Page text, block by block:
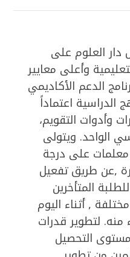
العلوم على
وأعلى معايير
الدعم الأكاديمي
الدراسية اعتماداً
وأدوات التقويم،
الواحد. ويتولى
معلمات على درجة
,عن طريق تفعيل
المتأخرين
, أثناء اليوم
منه. لتطوير قدرات
مستوى التحصيل